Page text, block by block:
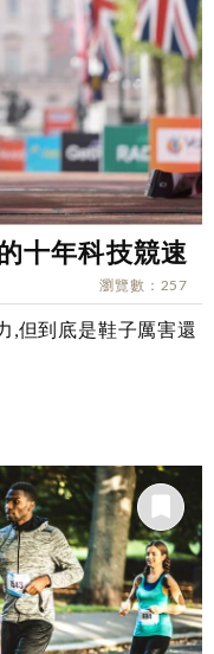
十年科技競速
瀏覽數 257
,但到底是鞋子厲害還